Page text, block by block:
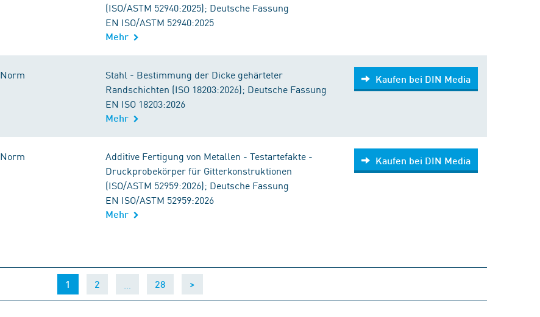
(ISO/ASTM 52940:2025); Deutsche Fassung
EN ISO/ASTM 52940:2025
Mehr
Norm
Stahl - Bestimmung der Dicke gehärteter
Randschichten (ISO 18203:2026); Deutsche Fassung
EN ISO 18203:2026
Mehr
Kaufen bei DIN Media
Norm
Additive Fertigung von Metallen - Testartefakte -
Druckprobekörper für Gitterkonstruktionen
(ISO/ASTM 52959:2026); Deutsche Fassung
EN ISO/ASTM 52959:2026
Mehr
Kaufen bei DIN Media
1 (current)
2 28 >